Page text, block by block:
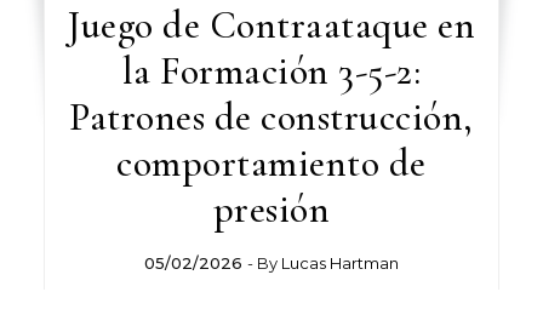
Juego de Contraataque en
la Formación 3-5-2:
Patrones de construcción,
comportamiento de
presión
05/02/2026 - By Lucas Hartman